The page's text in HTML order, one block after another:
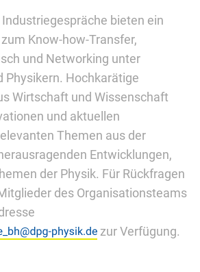
bieten ein
Know-how-Transfer,
und Networking unter
Physikern. Hochkarätige
Wirtschaft und Wissenschaft
und aktuellen
Themen aus der
Entwicklungen,
der Physik. Für Rückfragen
des Organisationsteams
zur Verfügung.